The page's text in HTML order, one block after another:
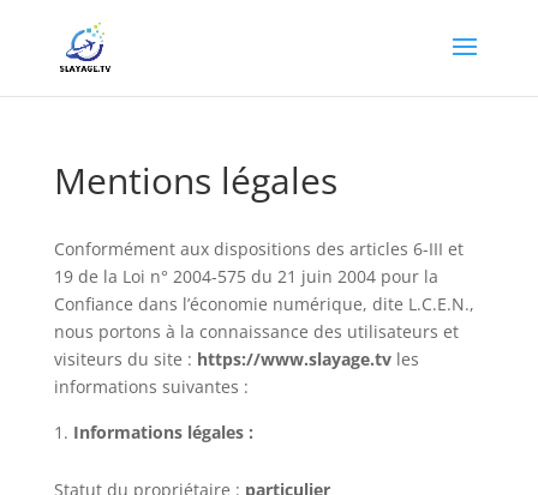
Mentions légales
Conformément aux dispositions des articles 6-III et
19 de la Loi n° 2004-575 du 21 juin 2004 pour la
Confiance dans l’économie numérique, dite L.C.E.N.,
nous portons à la connaissance des utilisateurs et
visiteurs du site : https://www.slayage.tvles
informations suivantes :
Informations légales :
Statut du propriétaire : particulier